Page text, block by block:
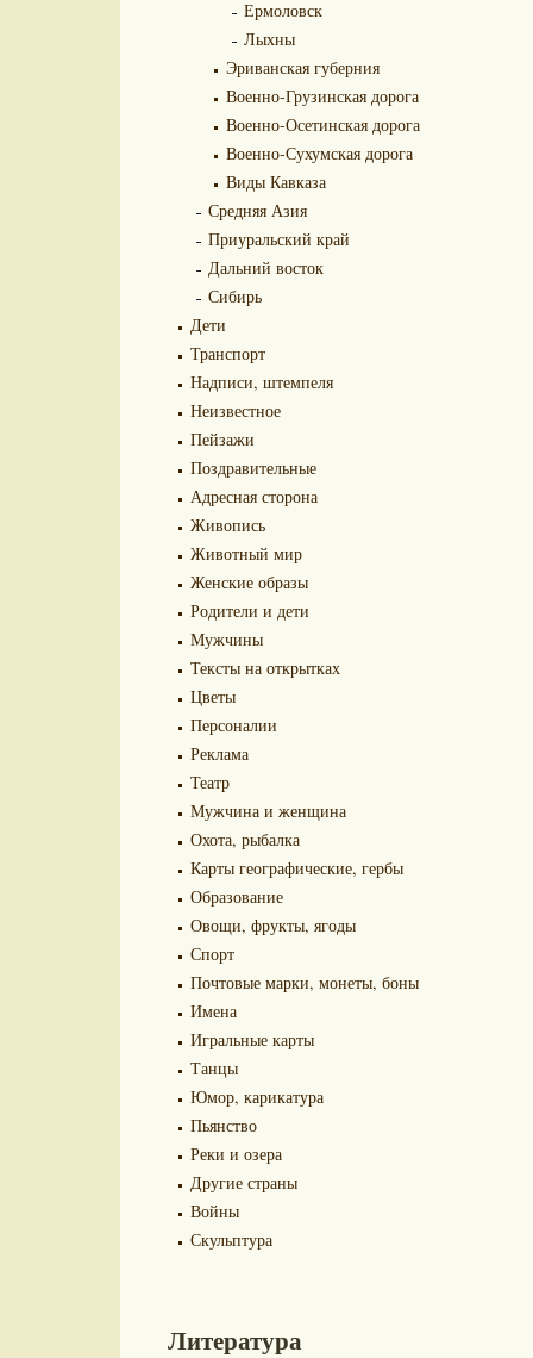
Ермоловск
Лыхны
Эриванская губерния
Военно-Грузинская дорога
Военно-Осетинская дорога
Военно-Сухумская дорога
Виды Кавказа
Средняя Азия
Приуральский край
Дальний восток
Сибирь
Дети
Транспорт
Надписи, штемпеля
Неизвестное
Пейзажи
Поздравительные
Адресная сторона
Живопись
Животный мир
Женские образы
Родители и дети
Мужчины
Тексты на открытках
Цветы
Персоналии
Реклама
Театр
Мужчина и женщина
Охота, рыбалка
Карты географические, гербы
Образование
Овощи, фрукты, ягоды
Спорт
Почтовые марки, монеты, боны
Имена
Игральные карты
Танцы
Юмор, карикатура
Пьянство
Реки и озера
Другие страны
Войны
Скульптура
Литература